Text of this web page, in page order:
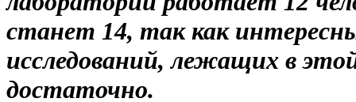
станет 14, так как
исследований, лежащих в
достаточно.